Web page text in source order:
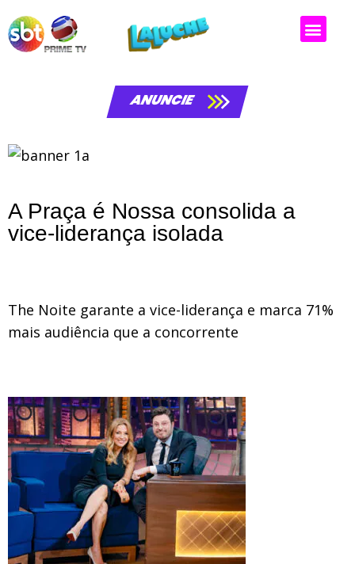
ANUNCIE
A Praça é Nossa consolida a
vice-liderança isolada
The Noite garante a vice-liderança e marca 71%
mais audiência que a concorrente